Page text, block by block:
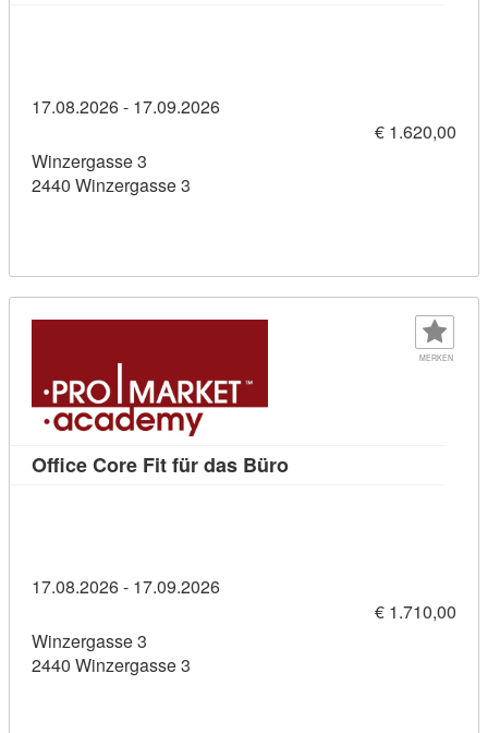
17.08.2026 - 17.09.2026
€ 1.620,00
Winzergasse 3
2440 Winzergasse 3
MERKEN
Office Core Fit für das BüroKursdetail: Office Core
17.08.2026 - 17.09.2026
€ 1.710,00
Winzergasse 3
2440 Winzergasse 3